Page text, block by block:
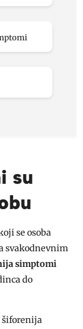
su
se osoba
svakodnevnim
simptomi
do
šiforenija